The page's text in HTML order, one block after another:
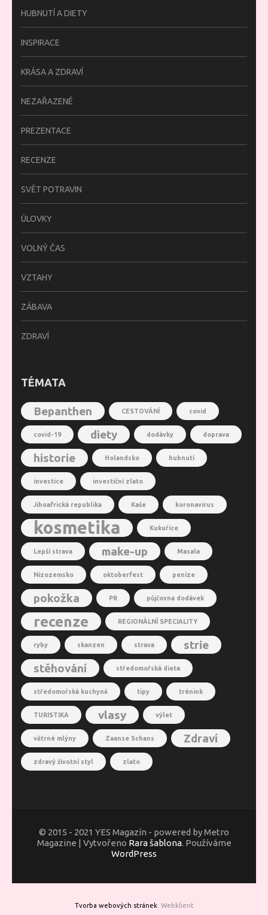
HUBNUTÍ A DIETY
INSPIRACE
KRÁSA A ZDRAVÍ
NEZAŘAZENÉ
PREZENTACE
RECENZE
SVĚT POTRAVIN
ÚLOVKY
VOLNÝ ČAS
VZTAHY
ZÁBAVA
ZDRAVÍ
TÉMATA
Bepanthen CESTOVÁNÍ covid
covid-19 diety dodávky doprava
historie Holandsko hubnutí
investice investiční zlato
Jihoafrická republika Kaše koronavirus
kosmetika Kukuřice
Lepší strava make-up Masala
Nizozemsko oktoberfest peníze
pokožka PR půjčovna dodávek
recenze REGIONÁLNÍ SPECIALITY
ryby skanzen strava
strie
stěhování
středomořská dieta
středomořská kuchyně tipy trénink
TURISTIKA vlasy výlet
větrné mlýny Zaanse Schans Zdraví
zdravý životní styl zlato
© 2015 - 2021 YES Magazín - powered by Metro
Magazine | Vytvořeno Rara šablona. Používáme
WordPress
Tvorba webových stránek: Webklient